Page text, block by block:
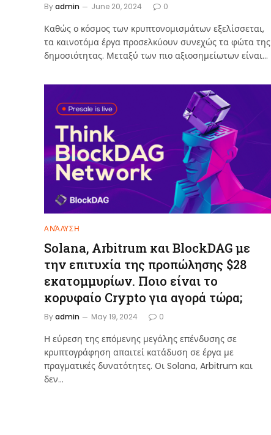
Byadmin June 20, 2024 0
Καθώς ο κόσμος των κρυπτονομισμάτων εξελίσσεται,
τα καινοτόμα έργα προσελκύουν συνεχώς τα φώτα της
δημοσιότητας. Μεταξύ των πιο αξιοσημείωτων είναι…
ΑΝΆΛΥΣΗ
Solana, Arbitrum και BlockDAG με
την επιτυχία της προπώλησης $28
εκατομμυρίων. Ποιο είναι το
κορυφαίο Crypto για αγορά τώρα;
Byadmin May 19, 2024 0
Η εύρεση της επόμενης μεγάλης επένδυσης σε
κρυπτογράφηση απαιτεί κατάδυση σε έργα με
πραγματικές δυνατότητες. Οι Solana, Arbitrum και
δεν…